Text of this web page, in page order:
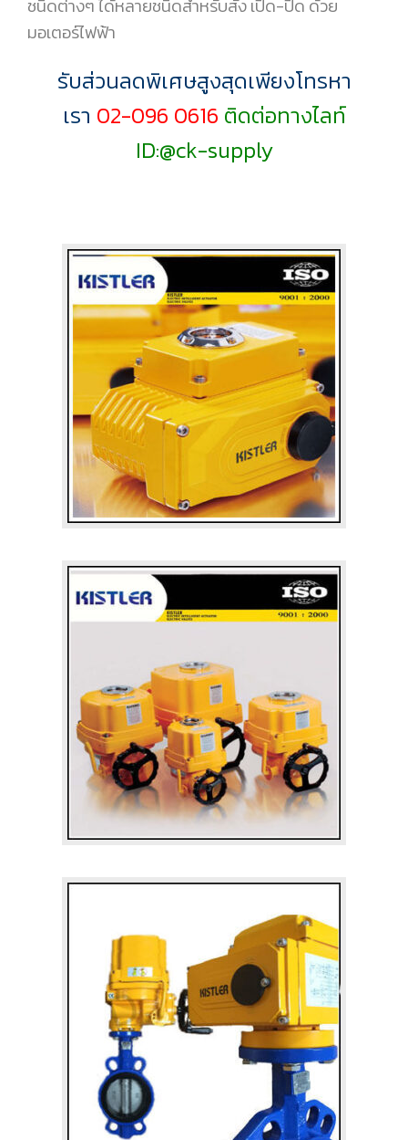
ชนิดต่างๆ ได้หลายชนิดสำหรับสั่ง เปิด-ปิด ด้วย
มอเตอร์ไฟฟ้า
รับส่วนลดพิเศษสูงสุดเพียงโทรหา
เรา 02-096 0616 ติดต่อทางไลท์
ID:@ck-supply